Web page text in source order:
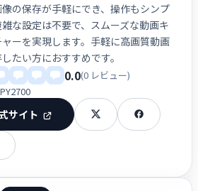
の保存が手軽にでき、操作もシンプ
雑な設定は不要で、スムーズな動画キ
ャーを実現します。手軽に高画質動画
たい方におすすめです。
0.0(0 レビュー)
サイト